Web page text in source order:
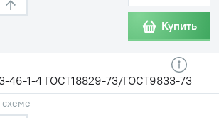
Купить
46-1-4 ГОСТ18829-73/ГОСТ9833-73